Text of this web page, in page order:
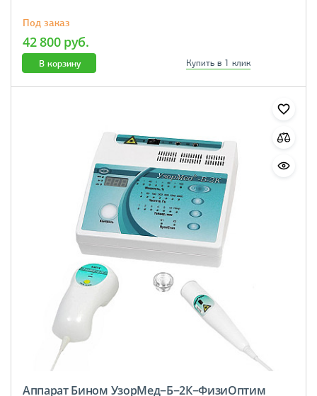
Под заказ
42 800 руб.
В корзину Купить в 1 клик
Аппарат Бином УзорМед−Б−2К−ФизиОптим